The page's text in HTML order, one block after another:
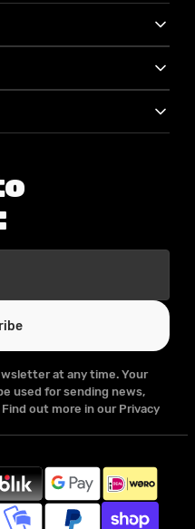
at any time. Your
used for sending news,
out more in our Privacy